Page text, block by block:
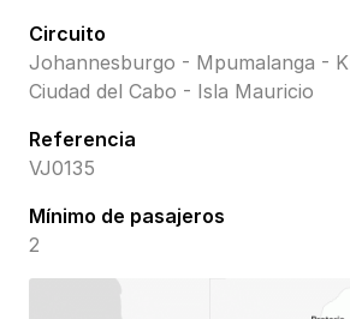
Circuito
Johannesburgo - Mpumalanga -
Ciudad del Cabo - Isla Mauricio
Referencia
VJ0135
Mínimo de pasajeros
2